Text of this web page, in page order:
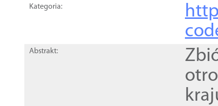
Kategoria:
Abstrakt: